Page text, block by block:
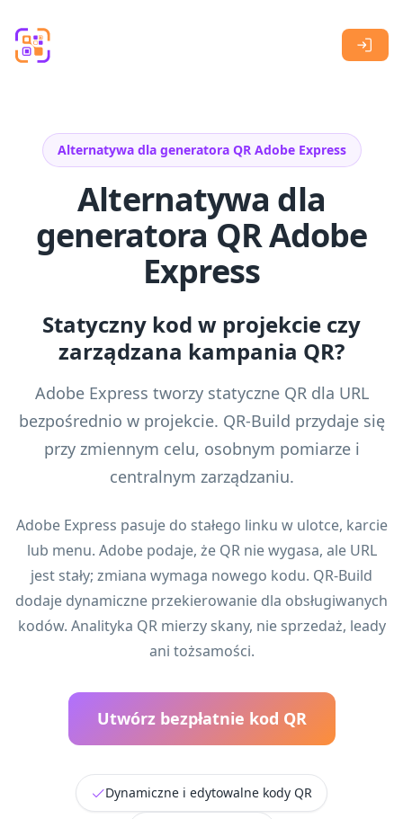
Alternatywa dla generatora QR Adobe Express
Alternatywa dla
generatora QR Adobe
Express
Statyczny kod w projekcie czy
zarządzana kampania QR?
Adobe Express tworzy statyczne QR dla URL
bezpośrednio w projekcie. QR-Build przydaje się
przy zmiennym celu, osobnym pomiarze i
centralnym zarządzaniu.
Adobe Express pasuje do stałego linku w ulotce, karcie
lub menu. Adobe podaje, że QR nie wygasa, ale URL
jest stały; zmiana wymaga nowego kodu. QR-Build
dodaje dynamiczne przekierowanie dla obsługiwanych
kodów. Analityka QR mierzy skany, nie sprzedaż, leady
ani tożsamości.
Utwórz bezpłatnie kod QR
Dynamiczne i edytowalne kody QR